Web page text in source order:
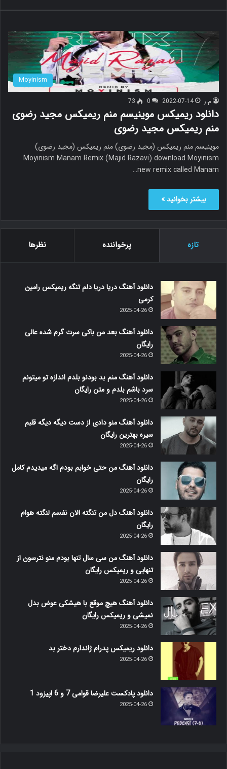
Moyinism
م.ر 2022-07-14
0
73
دانلود ریمیکس موینیسم منم ریمیکس مجید رضوی
منم ریمیکس مجید رضوی
موینیسم منم ریمیکس (مجید رضوی) منم ریمیکس (مجید رضوی)
Moyinism Manam Remix (Majid Razavi) download Moyinism
new remix called Manam…
بیشتر بخوانید »
تازه پرخواننده نظرها
دانلود آهنگ دریا دریا دلم تنگه ریمیکس رامین
کرمی
2025-04-26
دانلود آهنگ بعد من باکی سرت گرم شده عالی
رایگان
2025-04-26
دانلود آهنگ منم بد بودنو بلدم اندازه تو میتونم
سرد باشم بلدم و متن رایگان
2025-04-26
دانلود آهنگ منو دادی از دست دیگه دیگه قلبم
سیره بهترین رایگان
2025-04-26
دانلود آهنگ من حتی خوابم بودم اگه میدیدم کامل
رایگان
2025-04-26
دانلود آهنگ دل من تنگته الان نفسم لنگته هوام
رایگان
2025-04-26
دانلود آهنگ من سی سال تنها بودم منو نترسون از
تنهایی و ریمیکس رایگان
2025-04-26
دانلود آهنگ هیچ موقع با هیشکی عوض بدل
نمیشی و ریمیکس رایگان
2025-04-26
دانلود ریمیکس پدرام ژاندارم دختر بد
2025-04-26
دانلود پادکست علیرضا قوامی 7 و 6 اپیزود 1
2025-04-26